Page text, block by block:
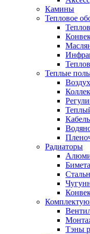
Камины
Тепловое
Теплые
Радиаторы
Тэны